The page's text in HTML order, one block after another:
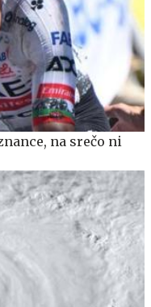
na srečo ni